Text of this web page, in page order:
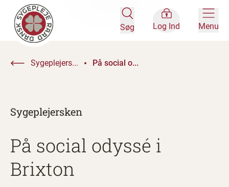
Søg Log Ind Menu
Sygeplejers... På social o...
Sygeplejersken
På social odyssé i
Brixton